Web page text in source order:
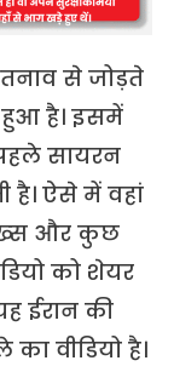
से जोड़ते
हुआ है। इसमें
सायरन
ऐसे में वहां
और कुछ
को शेयर
ईरान की
वीडियो है।